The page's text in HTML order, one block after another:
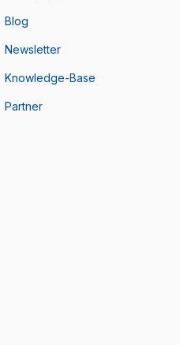
Blog
Newsletter
Knowledge-Base
Partner